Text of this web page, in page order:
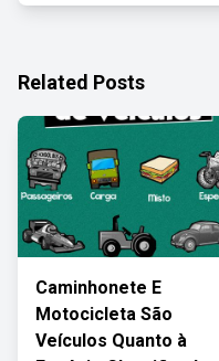
Related Posts
Caminhonete E
Motocicleta São
Veículos Quanto à